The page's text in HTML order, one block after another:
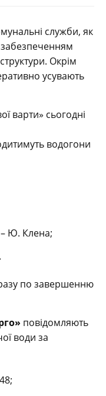
служби, як
Окрім
усувають
варти» сьогодні
водогони
Ю. Клена;
по завершенню
повідомляють
води за